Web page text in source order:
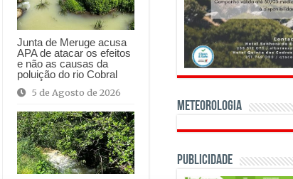
Junta de Meruge acusa
APA de atacar os efeitos
e não as causas da
poluição do rio Cobral
5 de Agosto de 2026
Meteorologia
Publicidade